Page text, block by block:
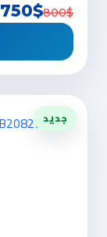
800$
750$
جديد